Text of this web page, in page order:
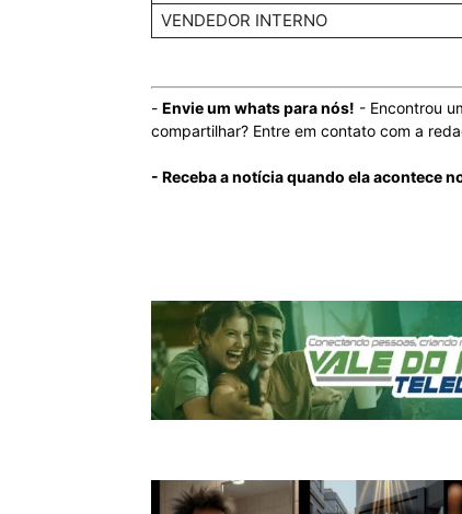
VENDEDOR INTERNO
- Envie um whats para nós! - Encontrou
compartilhar? Entre em contato com a
- Receba a notícia quando ela acontece